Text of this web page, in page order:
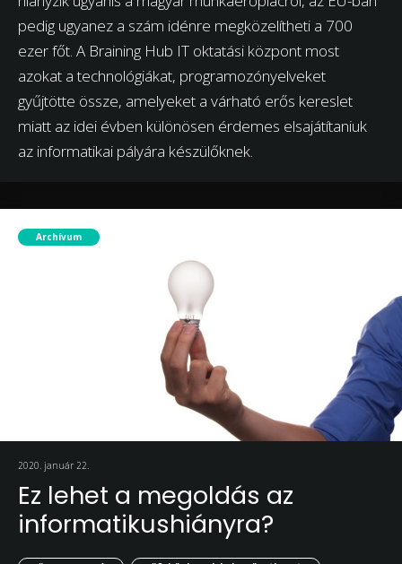
pedig ugyanez a szám idénre megközelítheti a 700
ezer főt. A Braining Hub IT oktatási központ most
azokat a technológiákat, programozónyelveket
gyűjtötte össze, amelyeket a várható erős kereslet
miatt az idei évben különösen érdemes elsajátítaniuk
az informatikai pályára készülőknek.
Archívum
2020. január 22.
Ez lehet a megoldás az
informatikushiányra?